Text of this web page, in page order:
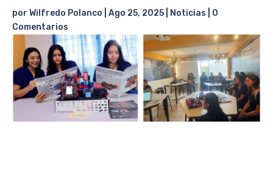
por Wilfredo Polanco Ago 25, 2025 Noticias
0
Comentarios